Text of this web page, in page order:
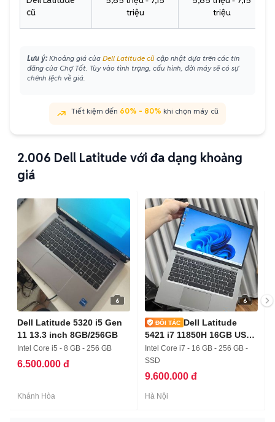
cũ
triệu
triệu
Lưu ý: Khoảng giá của Dell Latitude cũ cập nhật dựa trên các tin
đăng của Chợ Tốt. Tùy vào tình trạng, cấu hình, đời máy sẽ có sự
chênh lệch về giá.
Tiết kiệm đến 60% - 80% khi chọn máy cũ
2.006 Dell Latitude với đa dạng khoảng
giá
6
Dell Latitude 5320 i5 Gen
11 13.3 inch 8GB/256GB
Intel Core i5 - 8 GB - 256 GB
6.500.000 đ
Khánh Hòa
6
Dell Latitude
5421 i7 11850H 16GB USA
như mới
Intel Core i7 - 16 GB - 256 GB -
SSD
9.600.000 đ
Hà Nội